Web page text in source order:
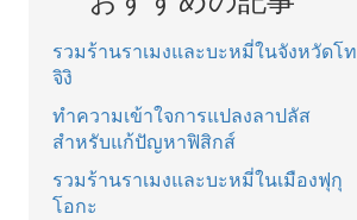
รวมร้านราเมงและบะหมี่ในจังหวัดโท
จิงิ
ทำความเข้าใจการแปลงลาปลัส
สำหรับแก้ปัญหาฟิสิกส์
รวมร้านราเมงและบะหมี่ในเมืองฟุกุ
โอกะ